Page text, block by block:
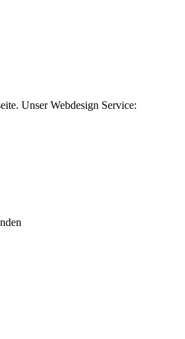
Unser Webdesign Service: